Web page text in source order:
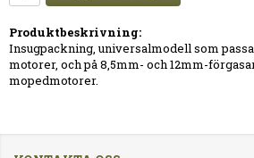
Produktbeskrivning:
Insugpackning, universalmodell som
motorer, och på 8,5mm- och 12mm-
mopedmotorer.